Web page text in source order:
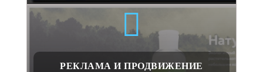
РЕКЛАМА И ПРОДВИЖЕНИЕ